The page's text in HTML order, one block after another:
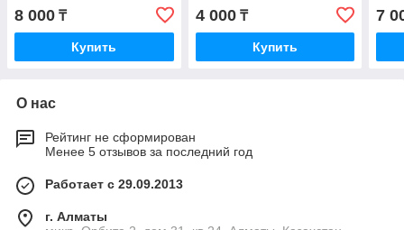
8 000 ₸
Купить
4 000₸
Купить
7
О нас
Рейтинг не сформирован
Менее 5 отзывов за последний год
Работает с 29.09.2013
г. Алматы